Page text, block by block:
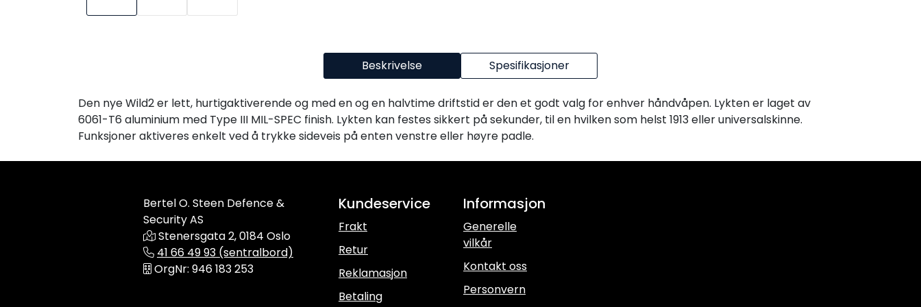
Beskrivelse Spesifikasjoner
Den nye Wild2 er lett, hurtigaktiverende og med en og en halvtime driftstid er den et godt valg for enhver håndvåpen. Lykten er laget av
6061-T6 aluminium med Type III MIL-SPEC finish. Lykten kan festes sikkert på sekunder, til en hvilken som helst 1913 eller universalskinne.
Funksjoner aktiveres enkelt ved å trykke sideveis på enten venstre eller høyre padle.
Bertel O. Steen Defence &
Security AS
Stenersgata 2, 0184 Oslo
41 66 49 93 (sentralbord)
OrgNr: 946 183 253
Kundeservice
Frakt
Retur
Reklamasjon
Betaling
Informasjon
Generelle
vilkår
Kontakt oss
Personvern